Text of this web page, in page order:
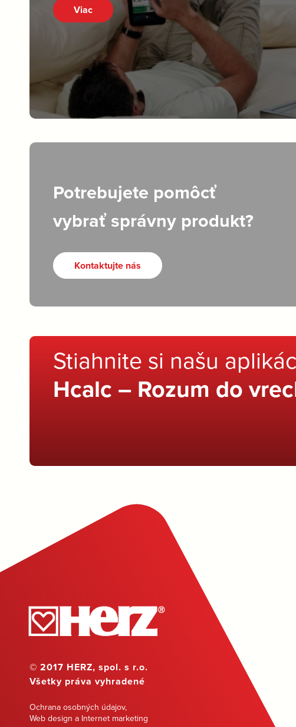
Viac
Potrebujete pomôcť
vybrať správny produkt?
Kontaktujte nás
Stiahnite si našu
Hcalc – Rozum do
© 2017 HERZ, spol. s r.o.
Všetky práva vyhradené
Ochrana osobných údajov,
Web design a Internet marketing